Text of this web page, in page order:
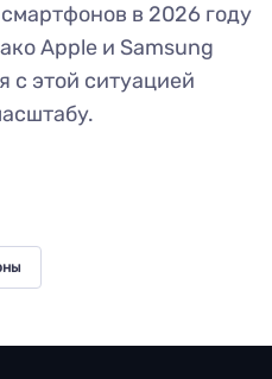
в 2026 году
Apple и Samsung
с этой ситуацией